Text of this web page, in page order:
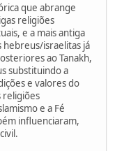
que abrange
religiões
e a mais antiga
hebreus/israelitas já
ao Tanakh,
substituindo a
e valores do
religiões
e a Fé
influenciaram,